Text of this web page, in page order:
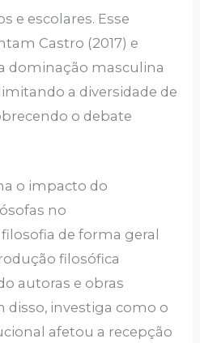
e escolares. Esse
Castro (2017) e
dominação masculina
a diversidade de
o debate
o impacto do
no
de forma geral
filosófica
autoras e obras
disso, investiga como o
afetou a recepção